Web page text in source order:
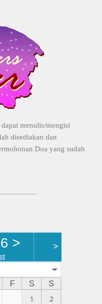
menulis/mengisi
disediakan dan
Doa yang sudah
> >
F S
S
1
2